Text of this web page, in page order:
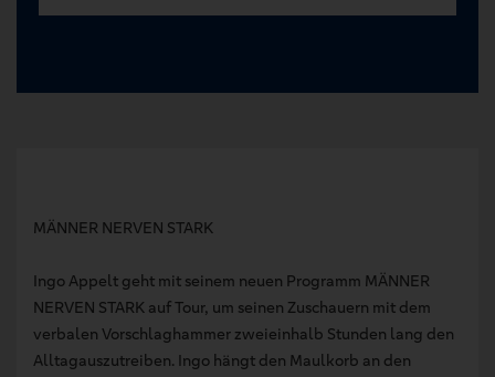
MÄNNER NERVEN STARK
Ingo Appelt geht mit seinem neuen Programm MÄNNER
NERVEN STARK auf Tour, um seinen Zuschauern mit dem
verbalen Vorschlaghammer zweieinhalb Stunden lang den
Alltagauszutreiben. Ingo hängt den Maulkorb an den